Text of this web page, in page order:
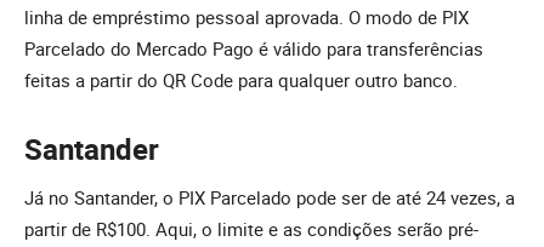
linha de empréstimo pessoal aprovada. O modo de PIX
Parcelado do Mercado Pago é válido para transferências
feitas a partir do QR Code para qualquer outro banco.
Santander
Já no Santander, o PIX Parcelado pode ser de até 24 vezes, a
partir de R$100. Aqui, o limite e as condições serão pré-